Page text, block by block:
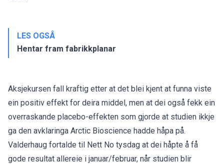
LES OGSÅ
Hentar fram fabrikkplanar
Aksjekursen fall kraftig etter at det blei kjent at funna viste
ein positiv effekt for deira middel, men at dei også fekk ein
overraskande placebo-effekten som gjorde at studien ikkje
ga den avklaringa Arctic Bioscience hadde håpa på.
Valderhaug fortalde til Nett No tysdag at dei håpte å få
gode resultat allereie i januar/februar, når studien blir